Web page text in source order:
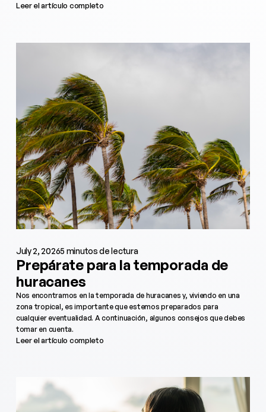
Leer el artículo completo
July 2, 20265 minutos de lectura
Prepárate para la temporada de
huracanes
Nos encontramos en la temporada de huracanes y, viviendo en una
zona tropical, es importante que estemos preparados para
cualquier eventualidad. A continuación, algunos consejos que debes
tomar en cuenta.
Leer el artículo completo